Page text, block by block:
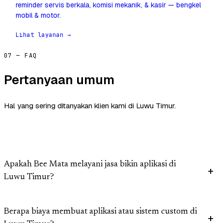
reminder servis berkala, komisi mekanik, & kasir — bengkel
mobil & motor.
Lihat layanan →
07 — FAQ
Pertanyaan umum
Hal yang sering ditanyakan klien kami di Luwu Timur.
Apakah Bee Mata melayani jasa bikin aplikasi di
Luwu Timur?
Berapa biaya membuat aplikasi atau sistem custom di